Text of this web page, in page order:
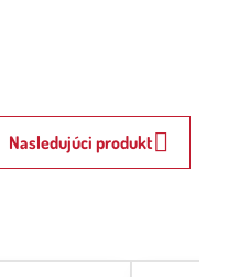
Nasledujúci produkt